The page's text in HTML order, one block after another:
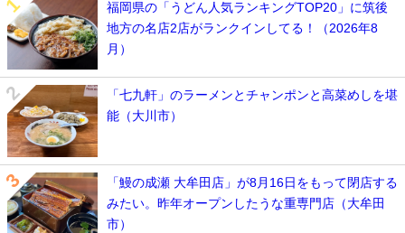
福岡県の「うどん人気ランキングTOP20」に筑後
地方の名店2店がランクインしてる！（2026年8
月）
「七九軒」のラーメンとチャンポンと高菜めしを堪
能（大川市）
「鰻の成瀬 大牟田店」が8月16日をもって閉店する
みたい。昨年オープンしたうな重専門店（大牟田
市）